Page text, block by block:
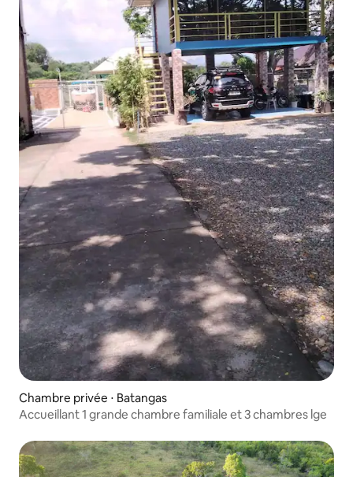
Chambre privée ⋅ Batangas
Accueillant 1 grande chambre familiale et 3 chambres lge